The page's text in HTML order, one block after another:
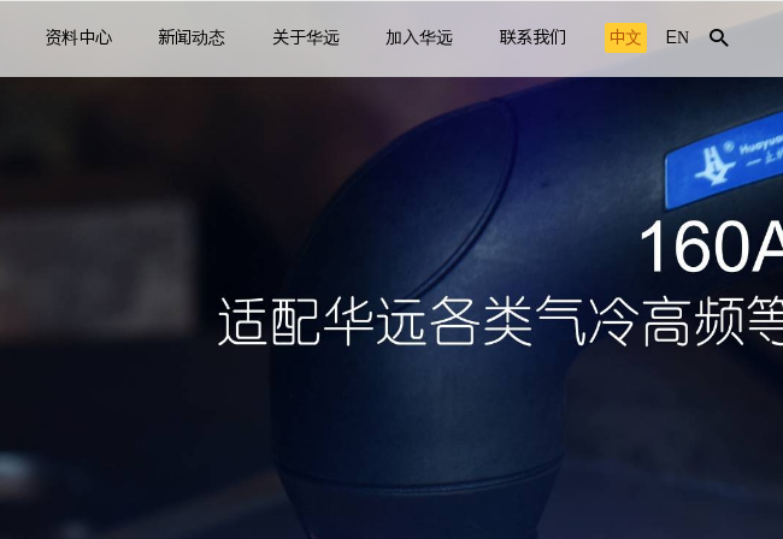
资料中心 新闻动态 关于华远 加入华远 联系我们 中文 EN 